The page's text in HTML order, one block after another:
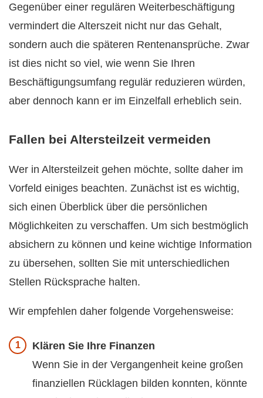
Gegenüber einer regulären Weiterbeschäftigung
vermindert die Alterszeit nicht nur das Gehalt,
sondern auch die späteren Rentenansprüche. Zwar
ist dies nicht so viel, wie wenn Sie Ihren
Beschäftigungsumfang regulär reduzieren würden,
aber dennoch kann er im Einzelfall erheblich sein.
Fallen bei Altersteilzeit vermeiden
Wer in Altersteilzeit gehen möchte, sollte daher im
Vorfeld einiges beachten. Zunächst ist es wichtig,
sich einen Überblick über die persönlichen
Möglichkeiten zu verschaffen. Um sich bestmöglich
absichern zu können und keine wichtige Information
zu übersehen, sollten Sie mit unterschiedlichen
Stellen Rücksprache halten.
Wir empfehlen daher folgende Vorgehensweise:
Klären Sie Ihre Finanzen
Wenn Sie in der Vergangenheit keine großen
finanziellen Rücklagen bilden konnten, könnte